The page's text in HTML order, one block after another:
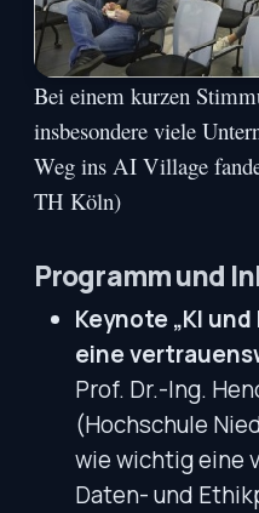
Bei einem kurzen
insbesondere viele
Weg ins AI Village
TH Köln)
Programm und
Keynote „KI
eine
Prof. Dr.-Ing.
(Hochschule
wie wichtig eine
Daten- und